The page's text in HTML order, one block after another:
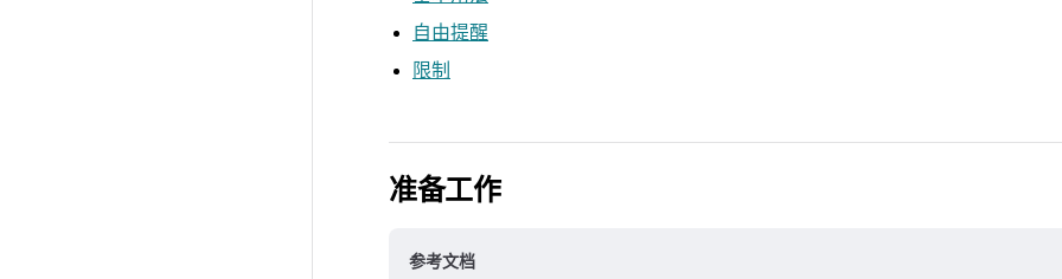
自由提醒
限制
准备工作
参考文档